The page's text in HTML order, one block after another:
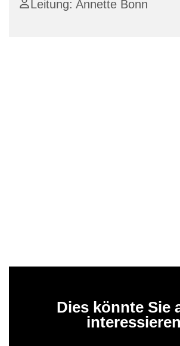
Leitung: Annette Bonn
Dies könnte Sie
interessieren